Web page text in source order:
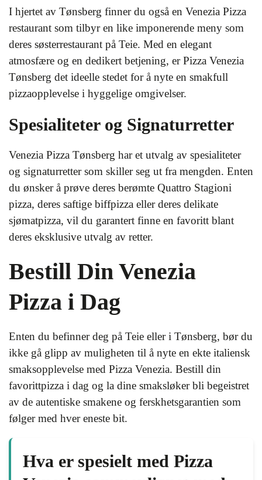
I hjertet av Tønsberg finner du også en Venezia Pizza
restaurant som tilbyr en like imponerende meny som
deres søsterrestaurant på Teie. Med en elegant
atmosfære og en dedikert betjening, er Pizza Venezia
Tønsberg det ideelle stedet for å nyte en smakfull
pizzaopplevelse i hyggelige omgivelser.
Spesialiteter og Signaturretter
Venezia Pizza Tønsberg har et utvalg av spesialiteter
og signaturretter som skiller seg ut fra mengden. Enten
du ønsker å prøve deres berømte Quattro Stagioni
pizza, deres saftige biffpizza eller deres delikate
sjømatpizza, vil du garantert finne en favoritt blant
deres eksklusive utvalg av retter.
Bestill Din Venezia
Pizza i Dag
Enten du befinner deg på Teie eller i Tønsberg, bør du
ikke gå glipp av muligheten til å nyte en ekte italiensk
smaksopplevelse med Pizza Venezia. Bestill din
favorittpizza i dag og la dine smaksløker bli begeistret
av de autentiske smakene og ferskhetsgarantien som
følger med hver eneste bit.
Hva er spesielt med Pizza